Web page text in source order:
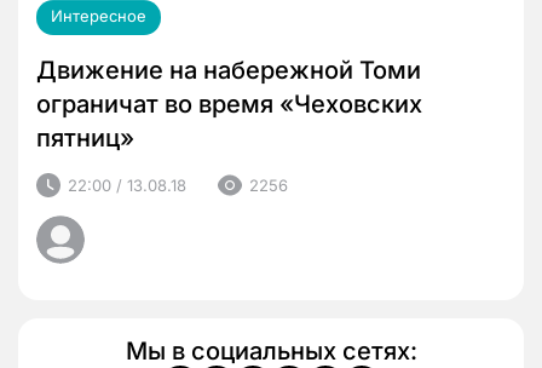
Интересное
Движение на набережной Томи
ограничат во время «Чеховских
пятниц»
22:00 / 13.08.18 2256
Мы в социальных сетях: